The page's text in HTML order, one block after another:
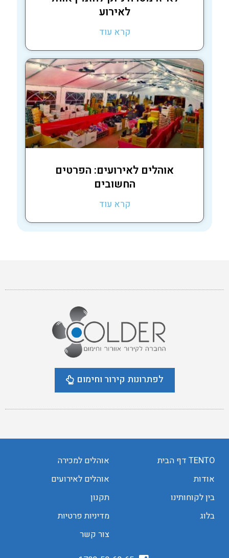
לאירוע
קרא עוד
אוהלים לאירועים: הפרטים
החשובים
קרא עוד
לפתרונות קירור וחימום
TENTO דף הבית
אודות
בין לקוחותינו
בלוג
אוהלים למכירה
אוהלים לאירועים
תקנון
מדיניות פרטיות
צור קשר